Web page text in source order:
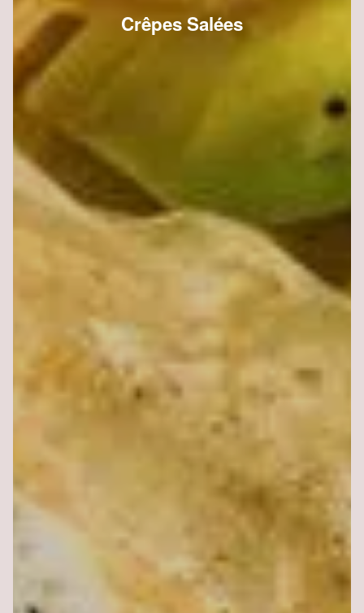
Crêpes Salées